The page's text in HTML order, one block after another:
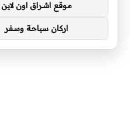
موقع اشراق اون لاين
اركان سياحة وسفر